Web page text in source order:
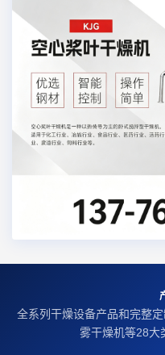
全系列干燥设备产品和完整
雾干燥机等28大